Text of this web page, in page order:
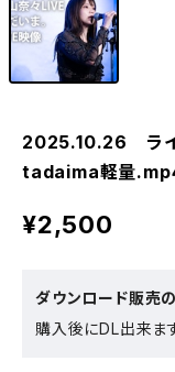
2025.10.26 ライ
tadaima軽量
¥2,500
ダウンロード販売
購入後にDL出来ま